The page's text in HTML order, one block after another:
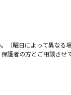
曜日によって異なる
者の方とご相談させ